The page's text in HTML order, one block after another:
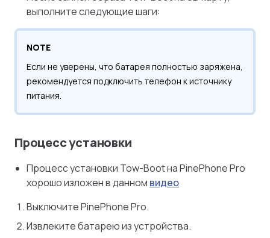
выполните следующие шаги:
NOTE
Если не уверены, что батарея полностью заряжена,
рекомендуется подключить телефон к источнику
питания.
Процесс установки
Процесс установки Tow-Boot на PinePhone Pro
хорошо изложен в данном видео
Выключите PinePhone Pro.
Извлеките батарею из устройства.